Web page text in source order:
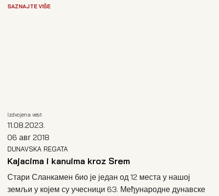
SAZNAJTE VIŠE
Izdvojena vest
11.08.2023.
06 авг 2018
DUNAVSKA REGATA
Kajacima i kanuima kroz Srem
Стари Сланкамен био је један од 12 места у нашој
земљи у којем су учесници 63. Међународне дунавске